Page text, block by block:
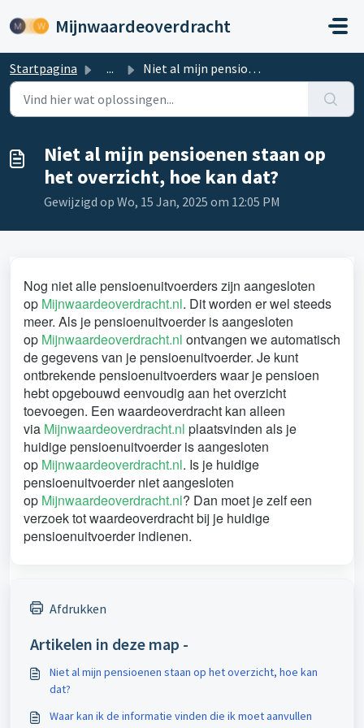
Mijnwaardeoverdracht
Startpagina ... Niet al mijn pensioenen staan op het overzicht, hoe kan dat?
Niet al mijn pensioenen staan op
het overzicht, hoe kan dat?
Gewijzigd op Wo, 15 Jan, 2025 om 12:05 PM
Nog niet alle pensioenuitvoerders zijn aangesloten
op Mijnwaardeoverdracht.nl. Dit worden er wel steeds
meer. Als je pensioenuitvoerder is aangesloten
op Mijnwaardeoverdracht.nl ontvangen we automatisch
de gegevens van je pensioenuitvoerder. Je kunt
ontbrekende pensioenuitvoerders waar je pensioen
hebt opgebouwd eenvoudig aan het overzicht
toevoegen. Een waardeoverdracht kan alleen
via Mijnwaardeoverdracht.nl plaatsvinden als je
huidige pensioenuitvoerder is aangesloten
op Mijnwaardeoverdracht.nl. Is je huidige
pensioenuitvoerder niet aangesloten
op Mijnwaardeoverdracht.nl? Dan moet je zelf een
verzoek tot waardeoverdracht bij je huidige
pensioenuitvoerder indienen.
Afdrukken
Artikelen in deze map -
Niet al mijn pensioenen staan op het overzicht, hoe kan
dat?
Waar kan ik de informatie vinden die ik moet aanvullen